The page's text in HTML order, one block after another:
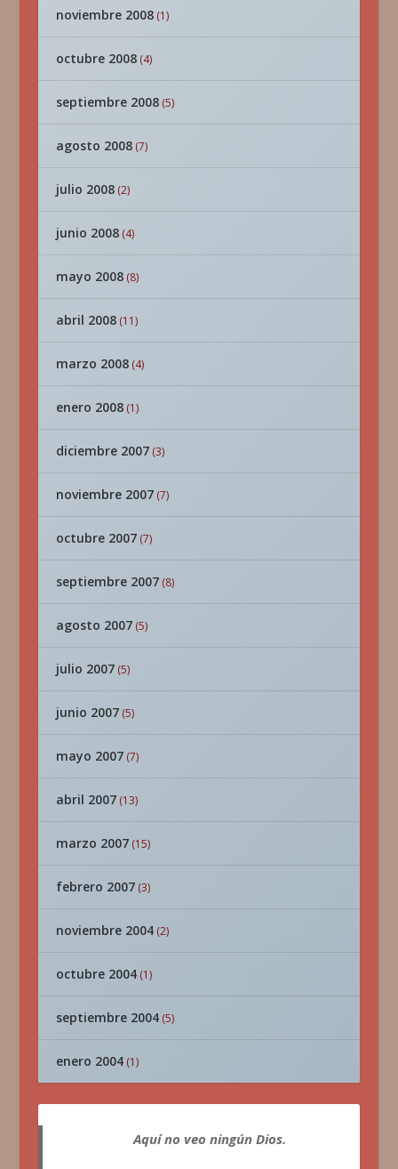
noviembre 2008(1)
octubre 2008(4)
septiembre 2008(5)
agosto 2008(7)
julio 2008(2)
junio 2008(4)
mayo 2008(8)
abril 2008(11)
marzo 2008(4)
enero 2008(1)
diciembre 2007(3)
noviembre 2007(7)
octubre 2007(7)
septiembre 2007(8)
agosto 2007(5)
julio 2007(5)
junio 2007(5)
mayo 2007(7)
abril 2007(13)
marzo 2007(15)
febrero 2007(3)
noviembre 2004(2)
octubre 2004(1)
septiembre 2004(5)
enero 2004(1)
Aquí no veo ningún Dios.